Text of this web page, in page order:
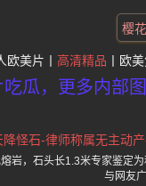
樱
欧美片 高清精品 欧
瓜，更多内部
降怪石-律师称属无主动
岩，石头长1.3米专家鉴定
与网友